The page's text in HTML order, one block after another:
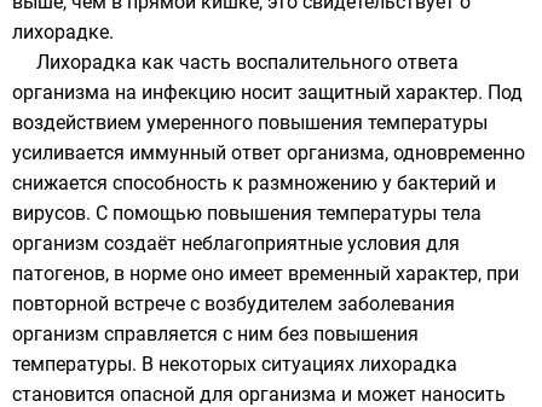
лихорадке.
Лихорадка как часть воспалительного ответа
организма на инфекцию носит защитный характер. Под
воздействием умеренного повышения температуры
усиливается иммунный ответ организма, одновременно
снижается способность к размножению у бактерий и
вирусов. С помощью повышения температуры тела
организм создаёт неблагоприятные условия для
патогенов, в норме оно имеет временный характер, при
повторной встрече с возбудителем заболевания
организм справляется с ним без повышения
температуры. В некоторых ситуациях лихорадка
становится опасной для организма и может наносить